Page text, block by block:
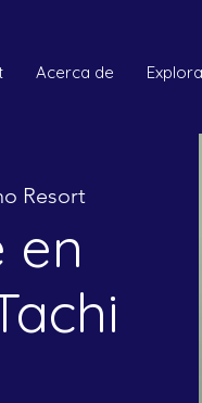
Acerca de
Resort
en